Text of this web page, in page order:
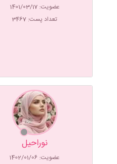
عضویت: 1401/03/17
تعداد پست: 3467
نوراحیل
عضویت: 1402/01/06